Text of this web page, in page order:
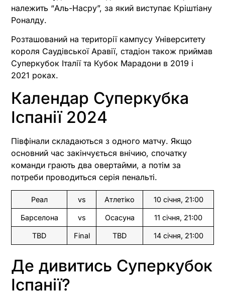
належить “Аль-Насру”, за який виступає Кріштіану
Роналду.
Розташований на території кампусу Університету
короля Саудівської Аравії, стадіон також приймав
Суперкубок Італії та Кубок Марадони в 2019 і
2021 роках.
Календар Суперкубка
Іспанії 2024
Півфінали складаються з одного матчу. Якщо
основний час закінчується внічию, спочатку
команди грають два овертайми, а потім за
потреби проводиться серія пенальті.
Реал vs Атлетіко 10 січня, 21:00
Барселона vs Осасуна 11 січня, 21:00
TBD Final TBD 14 січня, 21:00
Де дивитись Суперкубок
Іспанії?